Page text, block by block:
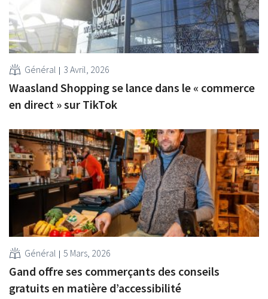
Général 3 Avril, 2026
Waasland Shopping se lance dans le « commerce
en direct » sur TikTok
Général 5 Mars, 2026
Gand offre ses commerçants des conseils
gratuits en matière d’accessibilité